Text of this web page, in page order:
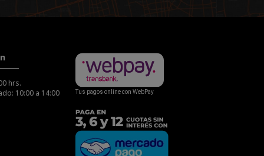
hrs.
10:00 a 14:00
Tus pagos online con WebPay